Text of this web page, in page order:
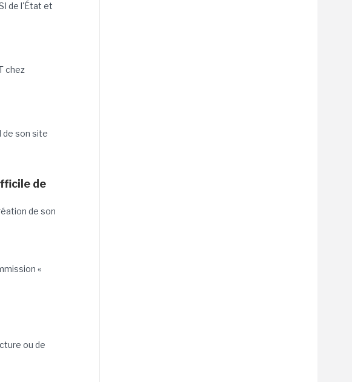
de l'État et
chez
de son site
de
de son
«
ou de